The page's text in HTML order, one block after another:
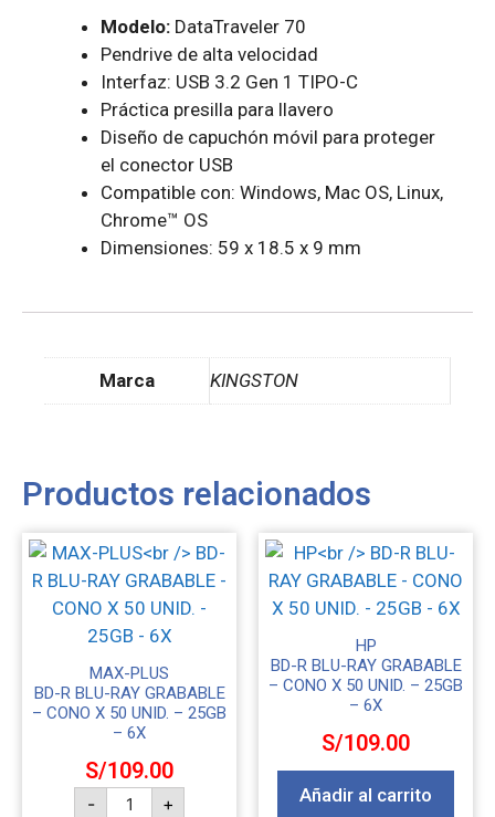
Modelo: DataTraveler 70
Pendrive de alta velocidad
Interfaz: USB 3.2 Gen 1 TIPO-C
Práctica presilla para llavero
Diseño de capuchón móvil para proteger
el conector USB
Compatible con: Windows, Mac OS, Linux,
Chrome™ OS
Dimensiones: 59 x 18.5 x 9 mm
Marca KINGSTON
Productos relacionados
MAX-PLUS
BD-R BLU-RAY GRABABLE
– CONO X 50 UNID. – 25GB
– 6X
S/109.00
- +
HP
BD-R BLU-RAY GRABABLE
– CONO X 50 UNID. – 25GB
– 6X
S/109.00
Añadir al carrito